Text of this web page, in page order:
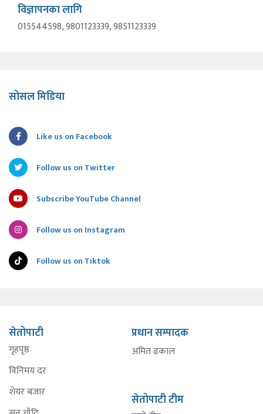
विज्ञापनका लागि
015544598, 9801123339, 9851123339
सोसल मिडिया
Like us on Facebook
Follow us on Twitter
Subscribe YouTube Channel
Follow us on Instagram
Follow us on Tiktok
सेतोपाटी
गृहपृष्ठ
विनिमय दर
शेयर बजार
प्रधान सम्पादक
अमित ढकाल
सेतोपाटी टीम